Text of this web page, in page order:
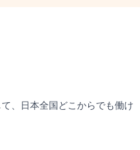
、日本全国どこからでも働け